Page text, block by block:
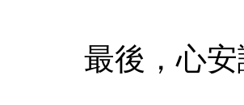
最後，心